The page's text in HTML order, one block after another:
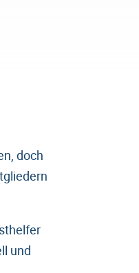
doch
und